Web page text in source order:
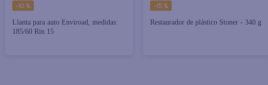
-10 %
Llanta para auto Enviroad, medidas:
185/60 Rin 15
-15 %
Restaurador de plástico Stoner - 340 g